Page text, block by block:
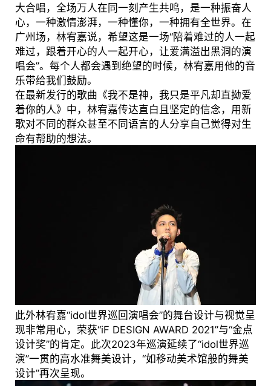
大合唱，全场万人在同一刻产生共鸣，是一种振奋人
心，一种激情澎湃，一种懂你，一种拥有全世界。在
广州场，林宥嘉说，希望这是一场“陪着难过的人一起
难过，跟着开心的人一起开心，让爱满溢出黑洞的演
唱会”。每个人都会遇到绝望的时候，林宥嘉用他的音
乐带给我们鼓励。
在最新发行的歌曲《我不是神，我只是平凡却直拗爱
着你的人》中，林宥嘉传达直白且坚定的信念，用新
歌对不同的群众甚至不同语言的人分享自己觉得对生
命有帮助的想法。
此外林宥嘉“idol世界巡回演唱会”的舞台设计与视觉呈
现非常用心，荣获“iF DESIGN AWARD 2021”与“金点
设计奖”的肯定。此次2023年巡演延续了“idol世界巡
演”一贯的高水准舞美设计，“如移动美术馆般的舞美
设计”再次呈现。